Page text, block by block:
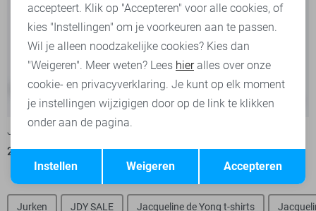
-20%
Jacqueline de Yong Broek
23,95 29,99
23,95 29,99
Jurken JDY SALE Jacqueline de Yong t-shirts
Terug Opslaan
accepteert. Klik op "Accepteren" voor alle cookies, of
kies "Instellingen" om je voorkeuren aan te passen.
Wil je alleen noodzakelijke cookies? Kies dan
"Weigeren". Meer weten? Lees hieralles over onze
cookie- en privacyverklaring. Je kunt op elk moment
je instellingen wijzigigen door op de link te klikken
onder aan de pagina.
Accepteren
Weigeren
Instellen